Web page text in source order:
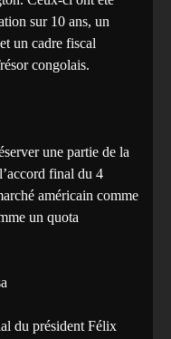
sur 10 ans, un
un cadre fiscal
congolais.
une partie de la
final du 4
américain comme
un quota
du président Félix